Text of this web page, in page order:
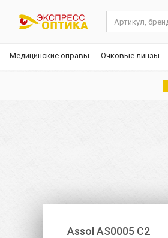
Медицинские оправы Очковые линзы
Assol AS0005 С2